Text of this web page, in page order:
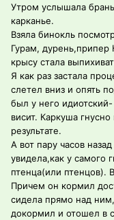
Утром услышала
карканье.
Взяла бинокль
Гурам,
крысу стала
Я как раз застала
слетел вниз и опять
был у него
висит. Каркуша
результате.
А вот пару часов
увидела,как у самого
птенца(или птенцов).
Причем он кормил
сидела прямо над
докормил и отошел в